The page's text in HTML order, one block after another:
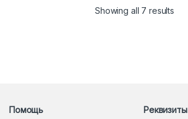
Showing all 7 results
Помощь
Реквизиты